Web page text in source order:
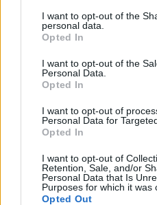
not limited to your visit or
grant or deny consent to
use your data for below
consent section.
I want to opt-out of the
personal data.
Opted In
I want to opt-out of the
Personal Data.
Opted In
I want to opt-out of
Personal Data for
Opted In
I want to opt-out of
Retention, Sale, and/or
Personal Data that Is
Purposes for which it was
Opted Out